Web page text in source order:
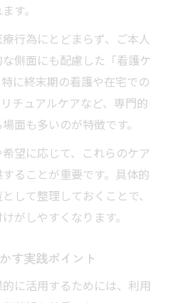
す。
行為にとどまらず、ご本人
側面にも配慮した「看護ケ
に終末期の看護や在宅での
チュアルケアなど、専門的
面も多いのが特徴です。
望に応じて、これらのケア
ることが重要です。具体的
して整理しておくことで、
がしやすくなります。
す実践ポイント
に活用するためには、利用